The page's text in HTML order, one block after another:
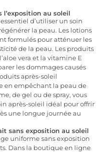
l’exposition au soleil
d’utiliser un soin
la peau. Les lotions
formulés pour atténuer les
de la peau. Les produits
vera et la vitamine E
les dommages causés
après-soleil
en empêchant la peau de
de gel ou de spray, vous
après-soleil idéal pour offrir
une longue journée au
sans exposition au soleil
uniforme sans exposition
Dans la boutique en ligne